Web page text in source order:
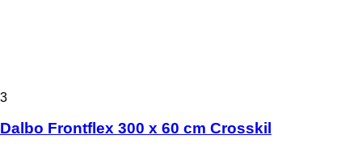
3
Dalbo Frontflex 300 x 60 cm Crosskil